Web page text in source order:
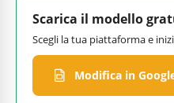
Scarica il modello
Scegli la tua piattaforma e
Modifica in